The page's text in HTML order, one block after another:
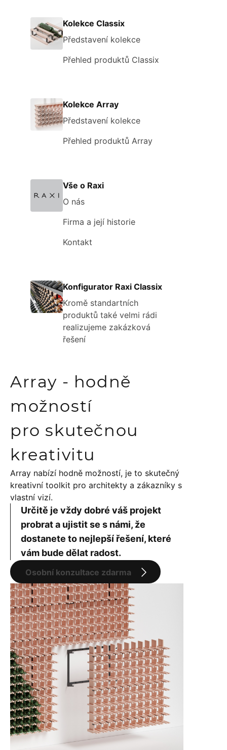
Kolekce Classix
Představení kolekce
Přehled produktů Classix
Kolekce Array
Představení kolekce
Přehled produktů Array
Vše o Raxi
O nás
Firma a její historie
Kontakt
Konfigurator Raxi Classix
Kromě standartních
produktů také velmi rádi
realizujeme zakázková
řešení
Array - hodně
možností
pro skutečnou
kreativitu
Array nabízí hodně možností, je to skutečný
kreativní toolkit pro architekty a zákazníky s
vlastní vizí.
Určitě je vždy dobré váš projekt
probrat a ujistit se s námi, že
dostanete to nejlepší řešení, které
vám bude dělat radost.
Osobní konzultace zdarma